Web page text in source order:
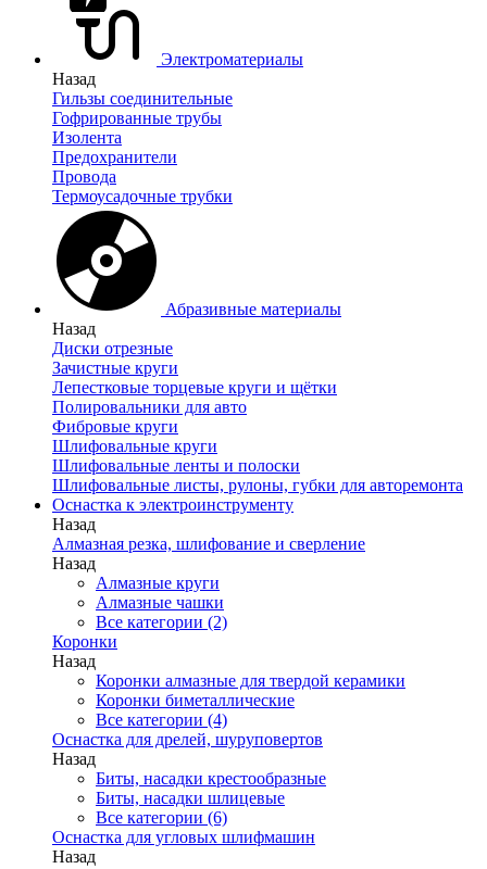
Электроматериалы
Назад
Гильзы соединительные
Гофрированные трубы
Изолента
Предохранители
Провода
Термоусадочные трубки
Абразивные материалы
Назад
Диски отрезные
Зачистные круги
Лепестковые торцевые круги и щётки
Полировальники для авто
Фибровые круги
Шлифовальные круги
Шлифовальные ленты и полоски
Шлифовальные листы, рулоны, губки для авторемонта
Оснастка к электроинструменту
Назад
Алмазная резка, шлифование и сверление
Назад
Алмазные круги
Алмазные чашки
Все категории (2)
Коронки
Назад
Коронки алмазные для твердой керамики
Коронки биметаллические
Все категории (4)
Оснастка для дрелей, шуруповертов
Назад
Биты, насадки крестообразные
Биты, насадки шлицевые
Все категории (6)
Оснастка для угловых шлифмашин
Назад